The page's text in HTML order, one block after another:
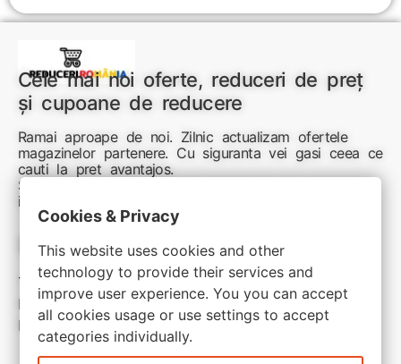
Cele mai noi oferte, reduceri de preț
și cupoane de reducere
Ramai aproape de noi. Zilnic actualizam ofertele
magazinelor partenere. Cu siguranta vei gasi ceea ce
cauti la pret avantajos.
Sunteti aici pentru reduceri inteligente si cumpărături
inspirate
Link-uri utile:
Termeni si conditii
Politica de confidentialitate
Politica de cookie
Cookies & Privacy
This website uses cookies and other
technology to provide their services and
improve user experience. You you can accept
all cookies usage or use settings to accept
categories individually.